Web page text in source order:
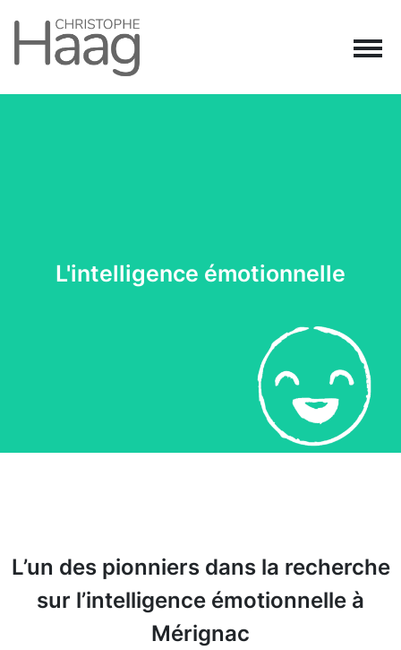
Navigation principale
L'intelligence émotionnelle
L’un des pionniers dans la recherche
sur l’intelligence émotionnelle à
Mérignac